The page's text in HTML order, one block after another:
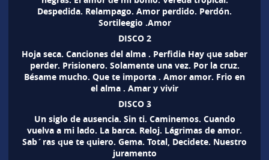
Despedida. Relampago. Amor perdido. Perdón.
Sortileegio .Amor
DISCO 2
Hoja seca. Canciones del alma . Perfidia Hay que saber
perder. Prisionero. Solamente una vez. Por la cruz.
Bésame mucho. Que te importa . Amor amor. Frio en
el alma . Amar y vivir
DISCO 3
Un siglo de ausencia. Sin ti. Caminemos. Cuando
vuelva a mi lado. La barca. Reloj. Lágrimas de amor.
Sab´ras que te quiero. Gema. Total, Decidete. Nuestro
juramento